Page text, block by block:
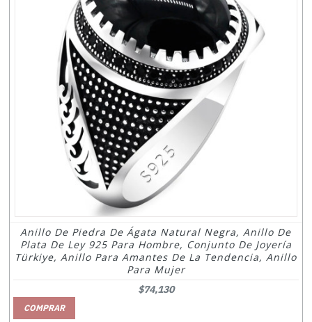
Anillo De Piedra De Ágata Natural Negra, Anillo De
Plata De Ley 925 Para Hombre, Conjunto De Joyería
Türkiye, Anillo Para Amantes De La Tendencia, Anillo
Para Mujer
$74,130
COMPRAR